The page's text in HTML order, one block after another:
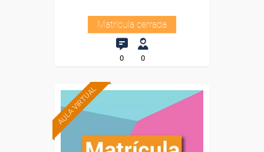
Matrícula cerrada
0 0
AULA VIRTUAL